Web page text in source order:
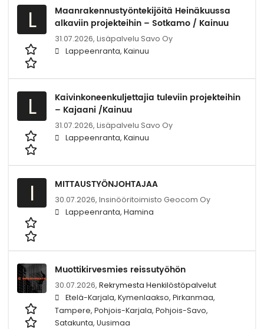
L
Maanrakennustyöntekijöitä Heinäkuussa
alkaviin projekteihin – Sotkamo / Kainuu
31.07.2026, Lisäpalvelu Savo Oy
Lappeenranta, Kainuu
L
Kaivinkoneenkuljettajia tuleviin projekteihin
– Kajaani /Kainuu
31.07.2026, Lisäpalvelu Savo Oy
Lappeenranta, Kainuu
I MITTAUSTYÖNJOHTAJAA
30.07.2026, Insinööritoimisto Geocom Oy
Lappeenranta, Hamina
Muottikirvesmies reissutyöhön
30.07.2026, Rekrymesta Henkilöstöpalvelut
Etelä-Karjala, Kymenlaakso, Pirkanmaa,
Tampere, Pohjois-Karjala, Pohjois-Savo,
Satakunta, Uusimaa